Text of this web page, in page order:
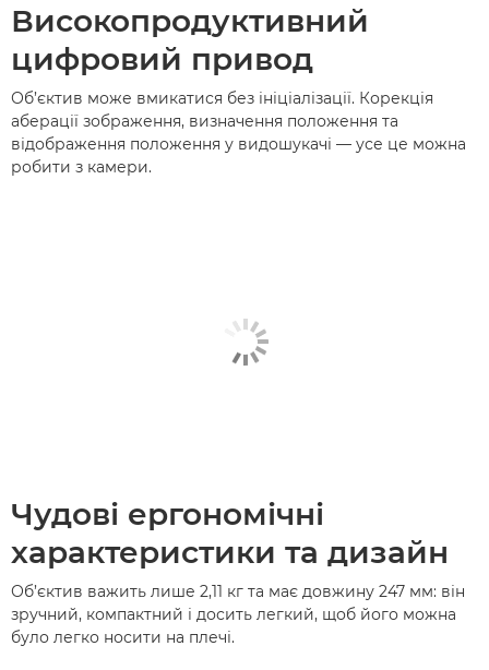
Високопродуктивний
цифровий привод
Об’єктив може вмикатися без ініціалізації. Корекція
аберації зображення, визначення положення та
відображення положення у видошукачі — усе це можна
робити з камери.
Чудові ергономічні
характеристики та дизайн
Об’єктив важить лише 2,11 кг та має довжину 247 мм: він
зручний, компактний і досить легкий, щоб його можна
було легко носити на плечі.